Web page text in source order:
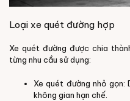
Loại xe quét đường hợp
Xe quét đường được chia
từng nhu cầu sử dụng:
Xe quét đường nhỏ
không gian hạn chế.